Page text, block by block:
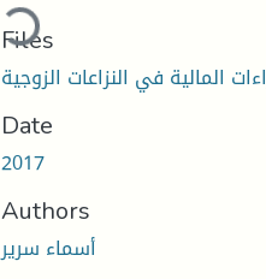
Files
Date
2017
Authors
أسماء سرير